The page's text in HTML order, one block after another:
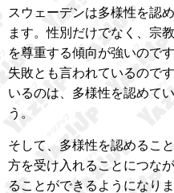
スウェーデンは多様性を認
ます。性別だけでなく、宗
を尊重する傾向が強いので
失敗とも言われているので
いるのは、多様性を認めて
う。
そして、多様性を認めるこ
方を受け入れることにつな
ることができるようになり